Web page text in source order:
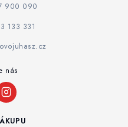
900 090
133 331
nás